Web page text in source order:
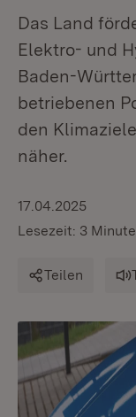
Das Land
Elektro- und
Baden-
betriebenen
den
näher.
17.04.2025
Lesezeit: 3
Teilen